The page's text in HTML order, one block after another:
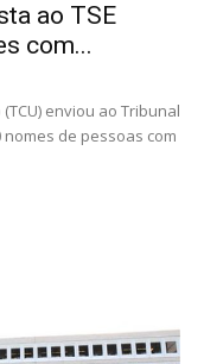
ao TSE
com...
enviou ao Tribunal
nomes de pessoas com